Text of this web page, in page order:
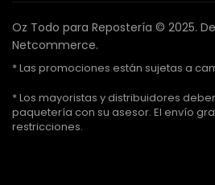
Oz Todo para Repostería © 2025.
Netcommerce.
* Las promociones están sujetas a
* Los mayoristas y distribuidores
paquetería con su asesor. El envío
restricciones.